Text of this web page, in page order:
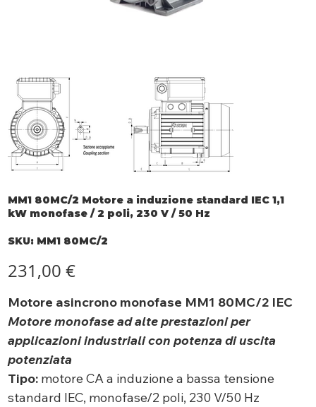
MM1 80MC/2 Motore a induzione standard IEC 1,1
kW monofase / 2 poli, 230 V / 50 Hz
SKU: SKU
MM1
MM1 80MC/2
231,00 €
Motore asincrono monofase MM1 80MC/2 IEC
Motore monofase ad alte prestazioni per
applicazioni industriali con potenza di uscita
potenziata
Tipo:motore CA a induzione a bassa tensione
standard IEC, monofase/2 poli, 230 V/50 Hz